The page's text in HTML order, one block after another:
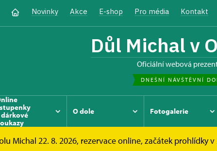
Novinky Akce E-shop Pro média Kontakt
Důl Michal v
oficiální webová
DNEŠNÍ NÁVŠTĚVNÍ
dárkové
O dole Fotogalerie
Michal 22. 8. 2026, rezervace online, začátek prohlídky v
návštěvníky